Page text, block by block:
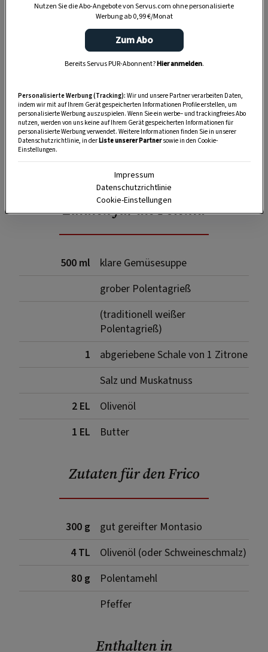
SPEICHERN DRUCKEN
Zutaten für die Polenta
500 ml
klare Gemüsesuppe
grober Polentagrieß
(traditionell weißer
Polentagrieß)
1
abgeriebene Schale von 1 Zitrone
Salz und Muskatnuss
2 EL
Olivenöl
1 EL
Butter
Zutaten für den Frico
300 g
gut gereifter Montasio
4 TL
Olivenöl (oder Schweineschmalz)
80 g
Polentamehl
Pfeffer
Enthalten in
Nutzen Sie die Abo-Angebote von Servus.com ohne personalisierte
Werbung ab 0,99 €/Monat
Zum Abo
Bereits Servus PUR-Abonnent?Hier anmelden.
Personalisierte Werbung (Tracking): Wir und unsere Partner verarbeiten Daten,
indem wir mit auf Ihrem Gerät gespeicherten Informationen Profile erstellen, um
personalisierte Werbung auszuspielen. Wenn Sie ein werbe– und trackingfreies Abo
nutzen, werden von uns keine auf Ihrem Gerät gespeicherten Informationen für
personalisierte Werbung verwendet. Weitere Informationen finden Sie in unserer
Datenschutzrichtlinie, in derListe unserer Partnersowie in den Cookie-
Einstellungen.
Impressum
Datenschutzrichtlinie
Cookie-Einstellungen